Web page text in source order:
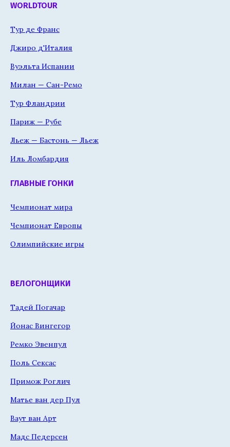
WORLDTOUR
Тур де Франс
Джиро д'Италия
Вуэльта Испании
Милан — Сан-Ремо
Тур Фландрии
Париж — Рубе
Льеж — Бастонь — Льеж
Иль Ломбардия
ГЛАВНЫЕ ГОНКИ
Чемпионат мира
Чемпионат Европы
Олимпийские игры
ВЕЛОГОНЩИКИ
Тадей Погачар
Йонас Вингегор
Ремко Эвенпул
Поль Сексас
Примож Роглич
Матье ван дер Пул
Ваут ван Арт
Мадс Педерсен